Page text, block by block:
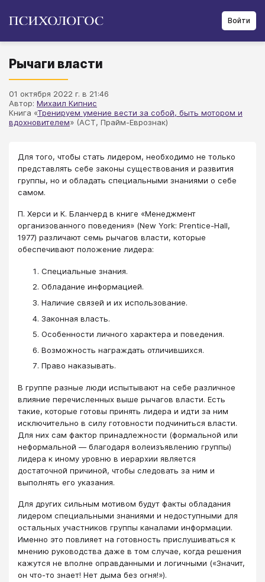
Войти
Рычаги власти
01 октября 2022 г. в 21:46
Автор: Михаил Кипнис
Книга «Тренируем умение вести за собой, быть мотором и
вдохновителем» (АСТ, Прайм-Еврознак)
​Для того, чтобы стать лидером, необходимо не только
представлять себе законы существования и развития
группы, но и обладать специальными знаниями о себе
самом.
П. Херси и К. Бланчерд в книге «Менеджмент
организованного поведения» (New York: Prentice-Hall,
1977) различают семь рычагов власти, которые
обеспечивают положение лидера:
Специальные знания.
Обладание информацией.
Наличие связей и их использование.
Законная власть.
Особенности личного характера и поведения.
Возможность награждать отличившихся.
Право наказывать.
В группе разные люди испытывают на себе различное
влияние перечисленных выше рычагов власти. Есть
такие, которые готовы принять лидера и идти за ним
исключительно в силу готовности подчиниться власти.
Для них сам фактор принадлежности (формальной или
неформальной ― благодаря волеизъявлению группы)
лидера к иному уровню в иерархии является
достаточной причиной, чтобы следовать за ним и
выполнять его указания.
Для других сильным мотивом будут факты обладания
лидером специальными знаниями и недоступными для
остальных участников группы каналами информации.
Именно это повлияет на готовность прислушиваться к
мнению руководства даже в том случае, когда решения
кажутся не вполне оправданными и логичными («Значит,
он что-то знает! Нет дыма без огня!»).